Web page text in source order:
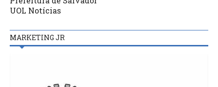
UOL Notícias
MARKETING JR